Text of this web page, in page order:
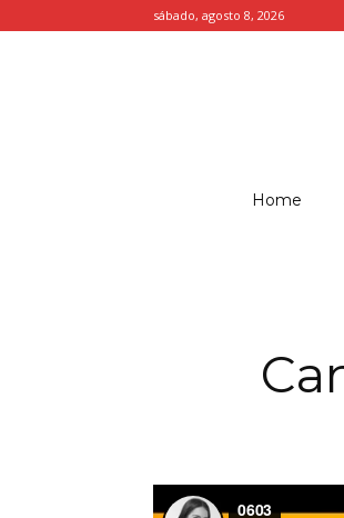
sábado, agosto 8, 2026
Home